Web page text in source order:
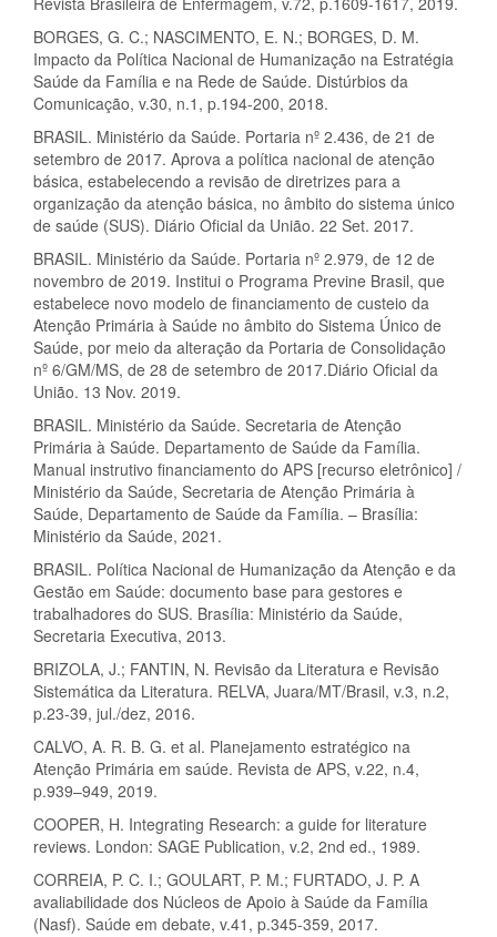
BORGES, G. C.; NASCIMENTO, E. N.; BORGES, D. M.
Impacto da Política Nacional de Humanização na Estratégia
Saúde da Família e na Rede de Saúde. Distúrbios da
Comunicação, v.30, n.1, p.194-200, 2018.
BRASIL. Ministério da Saúde. Portaria nº 2.436, de 21 de
setembro de 2017. Aprova a política nacional de atenção
básica, estabelecendo a revisão de diretrizes para a
organização da atenção básica, no âmbito do sistema único
de saúde (SUS). Diário Oficial da União. 22 Set. 2017.
BRASIL. Ministério da Saúde. Portaria nº 2.979, de 12 de
novembro de 2019. Institui o Programa Previne Brasil, que
estabelece novo modelo de financiamento de custeio da
Atenção Primária à Saúde no âmbito do Sistema Único de
Saúde, por meio da alteração da Portaria de Consolidação
nº 6/GM/MS, de 28 de setembro de 2017.Diário Oficial da
União. 13 Nov. 2019.
BRASIL. Ministério da Saúde. Secretaria de Atenção
Primária à Saúde. Departamento de Saúde da Família.
Manual instrutivo financiamento do APS [recurso eletrônico] /
Ministério da Saúde, Secretaria de Atenção Primária à
Saúde, Departamento de Saúde da Família. – Brasília:
Ministério da Saúde, 2021.
BRASIL. Política Nacional de Humanização da Atenção e da
Gestão em Saúde: documento base para gestores e
trabalhadores do SUS. Brasília: Ministério da Saúde,
Secretaria Executiva, 2013.
BRIZOLA, J.; FANTIN, N. Revisão da Literatura e Revisão
Sistemática da Literatura. RELVA, Juara/MT/Brasil, v.3, n.2,
p.23-39, jul./dez, 2016.
CALVO, A. R. B. G. et al. Planejamento estratégico na
Atenção Primária em saúde. Revista de APS, v.22, n.4,
p.939–949, 2019.
COOPER, H. Integrating Research: a guide for literature
reviews. London: SAGE Publication, v.2, 2nd ed., 1989.
CORREIA, P. C. I.; GOULART, P. M.; FURTADO, J. P. A
avaliabilidade dos Núcleos de Apoio à Saúde da Família
(Nasf). Saúde em debate, v.41, p.345-359, 2017.